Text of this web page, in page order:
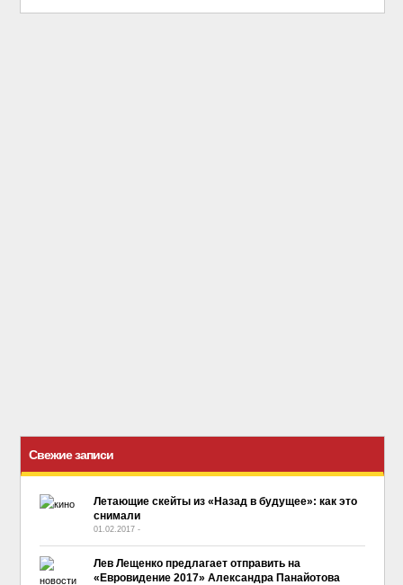
Свежие записи
Летающие скейты из «Назад в будущее»: как это
снимали
01.02.2017 -
Лев Лещенко предлагает отправить на
«Евровидение 2017» Александра Панайотова